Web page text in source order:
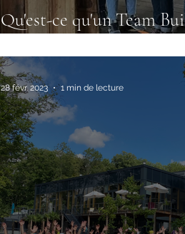
Qu'est-ce qu'un Team
28 févr. 2023 1 min de lecture